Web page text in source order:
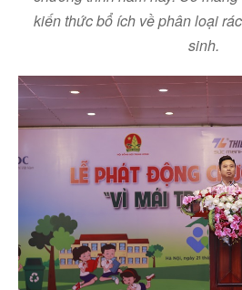
kiến thức bổ ích về phân loại
sinh.